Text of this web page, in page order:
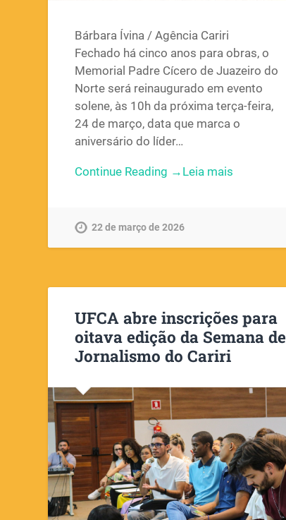
Bárbara Ívina / Agência Cariri
Fechado há cinco anos para obras, o
Memorial Padre Cícero de Juazeiro do
Norte será reinaugurado em evento
solene, às 10h da próxima terça-feira,
24 de março, data que marca o
aniversário do líder…
Continue Reading →
22 de março de 2026
UFCA abre inscrições para
oitava edição da Semana de
Jornalismo do Cariri